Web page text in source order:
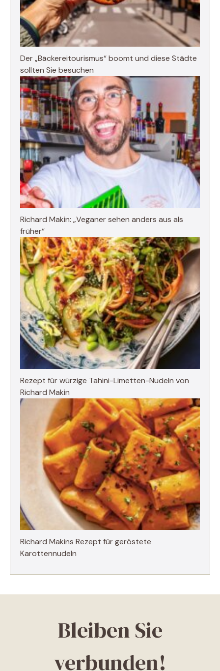
Der „Bäckereitourismus“ boomt und diese Städte
sollten Sie besuchen
Richard Makin: „Veganer sehen anders aus als
früher“
Rezept für würzige Tahini-Limetten-Nudeln von
Richard Makin
Richard Makins Rezept für geröstete
Karottennudeln
Bleiben Sie
verbunden!